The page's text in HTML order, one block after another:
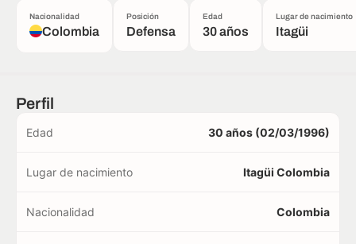
Nacionalidad
Colombia
Posición
Defensa
Edad
30 años
Lugar de nacimiento
Itagüi
Perfil
Edad 30 años (02/03/1996)
Lugar de nacimiento Itagüi Colombia
Nacionalidad Colombia